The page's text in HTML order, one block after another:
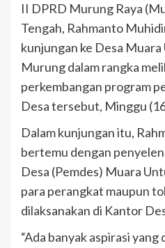
II DPRD Murung Raya
Tengah, Rahmanto
kunjungan ke Desa
Murung dalam rangka
perkembangan program
Desa tersebut, Minggu
Dalam kunjungan itu,
bertemu dengan
Desa (Pemdes) Muara
para perangkat maupun
dilaksanakan di Kantor
“Ada banyak aspirasi yang